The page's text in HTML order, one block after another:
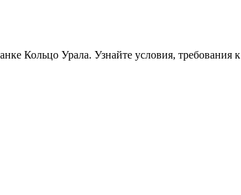
Кольцо Урала. Узнайте условия,